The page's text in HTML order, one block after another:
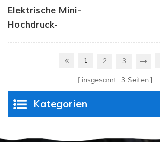
Elektrische Mini-
Hochdruck-
1 2 3
insgesamt 3 Seiten
Kategorien